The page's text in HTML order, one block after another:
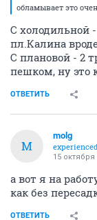
обламывает это
C холодильной
пл.Калина
С плановой - 2
пешком, ну это
ОТВЕТИТЬ
M
molg
experienced
15 октября
а вот я на
как без
ОТВЕТИТЬ